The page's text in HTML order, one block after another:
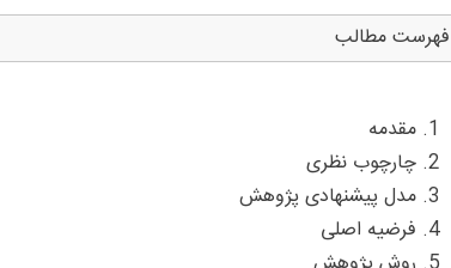
فهرست مطالب